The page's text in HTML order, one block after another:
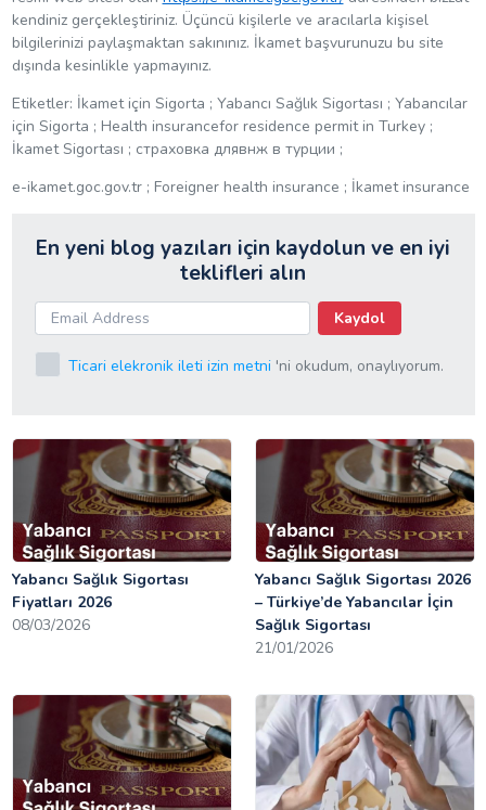
kendiniz gerçekleştiriniz. Üçüncü kişilerle ve aracılarla kişisel
bilgilerinizi paylaşmaktan sakınınız. İkamet başvurunuzu bu site
dışında kesinlikle yapmayınız.
Etiketler: İkamet için Sigorta ; Yabancı Sağlık Sigortası ; Yabancılar
için Sigorta ; Health insurancefor residence permit in Turkey ;
İkamet Sigortası ; страховка длявнж в турции ;
e-ikamet.goc.gov.tr ; Foreigner health insurance ; İkamet insurance
En yeni blog yazıları için kaydolun ve en iyi
teklifleri alın
Kaydol
Ticari elekronik ileti izin metni 'ni okudum, onaylıyorum.
Yabancı Sağlık Sigortası
Fiyatları 2026
08/03/2026
Yabancı Sağlık Sigortası 2026
– Türkiye’de Yabancılar İçin
Sağlık Sigortası
21/01/2026